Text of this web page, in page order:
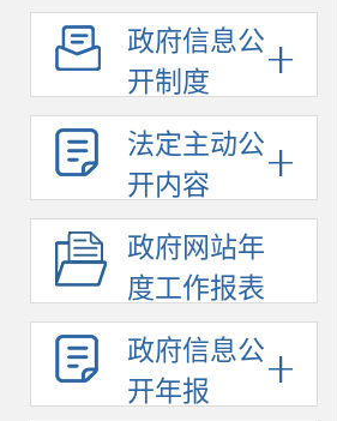
政府信息公
开制度
法定主动公
开内容
政府网站年
度工作报表
政府信息公
开年报